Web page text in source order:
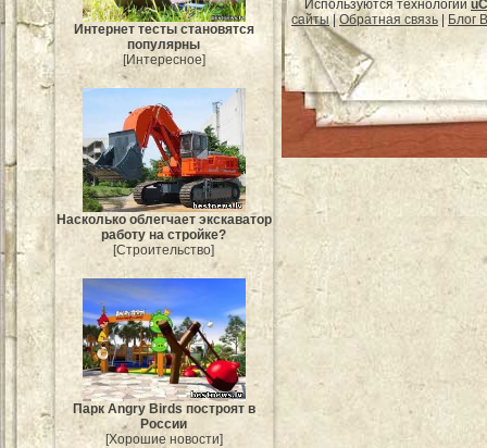
Интернет тесты становятся
популярны
[Интересное]
Насколько облегчает экскаватор
работу на стройке?
[Строительство]
Парк Angry Birds построят в
России
[Хорошие новости]
Используются технологии
сайты|Обратная связь Блог